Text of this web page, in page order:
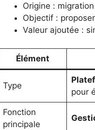
Origine :
Objectif :
Valeur ajoutée :
Élément
Type
pour
Fonction
principale